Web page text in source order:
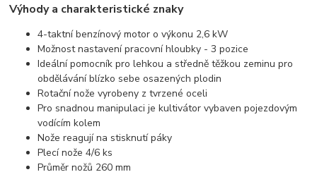
Výhody a charakteristické znaky
4-taktní benzínový motor o výkonu 2,6 kW
Možnost nastavení pracovní hloubky - 3 pozice
Ideální pomocník pro lehkou a středně těžkou zeminu pro
obdělávání blízko sebe osazených plodin
Rotační nože vyrobeny z tvrzené oceli
Pro snadnou manipulaci je kultivátor vybaven pojezdovým
vodícím kolem
Nože reagují na stisknutí páky
Plecí nože 4/6 ks
Průměr nožů 260 mm